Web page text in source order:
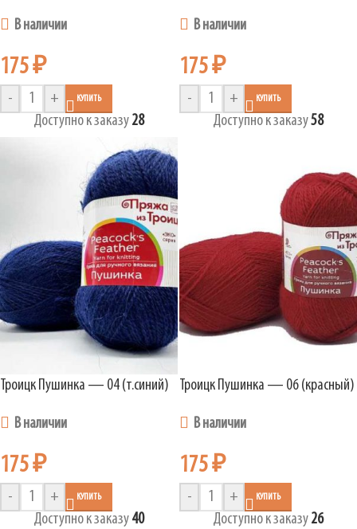
В наличии
175₽
- + КУПИТЬ
Доступно к заказу 28
В наличии
175₽
- + КУПИТЬ
Доступно к заказу58
Троицк Пушинка — 04 (т.синий)
В наличии
175₽
- + КУПИТЬ
Доступно к заказу 40
Троицк Пушинка — 06 (красный)
В наличии
175₽
- + КУПИТЬ
Доступно к заказу 26